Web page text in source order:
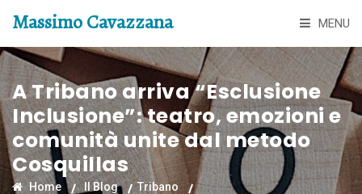
Massimo Cavazzana MENU
A Tribano arriva “Esclusione
Inclusione”: teatro, emozioni e
comunità unite dal metodo
Cosquillas
Home Il Blog
Tribano